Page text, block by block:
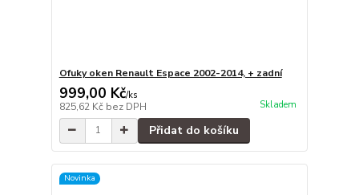
Ofuky oken Renault Espace 2002-2014, + zadní
999,00 Kč/ks
825,62 Kč bez DPH Skladem
Přidat do košíku
Novinka